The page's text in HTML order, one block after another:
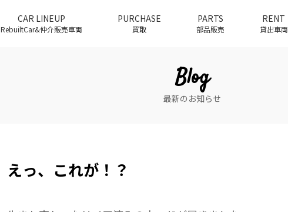
CAR LINEUP
RebuiltCar&仲介販売車両
PURCHASE
買取
PARTS
部品販売
RENT
貸出車両
Blog
最新のお知らせ
えっ、これが！？